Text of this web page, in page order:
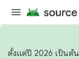
ตั้งแต่ปี 2026 เป็นต้น